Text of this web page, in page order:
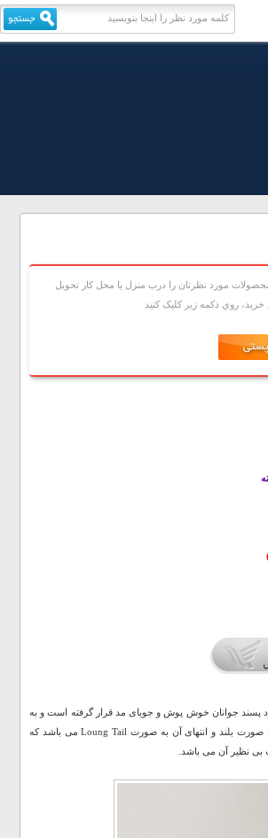
مورد نظرتان را درب منزل يا محل کار تحويل
روي دکمه زير کليک کنيد
پسند جوانان خوش پوش و جویای مد قرار گرفته است و به
صورت فری سایز (مناسب لارج و ایکس لارج) عرضه شده است. استایل این بافت به صورت بلند و انتهای آن به صورت Loung Tail می باشد که
بی نظیر آن می باشد.